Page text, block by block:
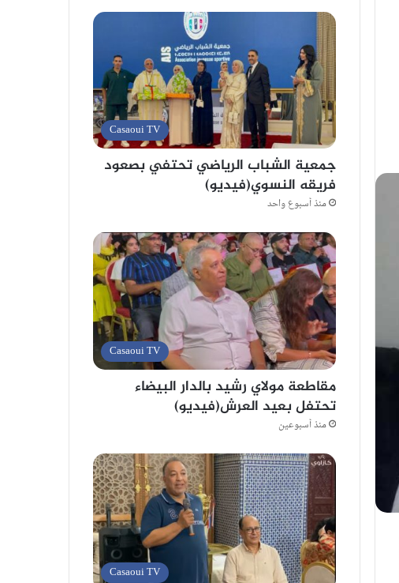
Casaoui TV
جمعية الشباب الرياضي تحتفي بصعود
فريقه النسوي(فيديو)
منذ أسبوع واحد
Casaoui TV
مقاطعة مولاي رشيد بالدار البيضاء
تحتفل بعيد العرش(فيديو)
منذ أسبوعين
Casaoui TV